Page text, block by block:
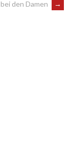
den Damen
→